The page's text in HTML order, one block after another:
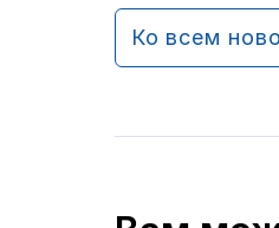
Ко всем